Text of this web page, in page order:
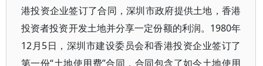
港投资企业签订了合同，深圳市政府提供土地，香港
投资者投资开发土地并分享一定份额的利润。1980年
12月5日，深圳市建设委员会和香港投资企业签订了
第一份“土地使用费”合同，合同包含了如今土地使用